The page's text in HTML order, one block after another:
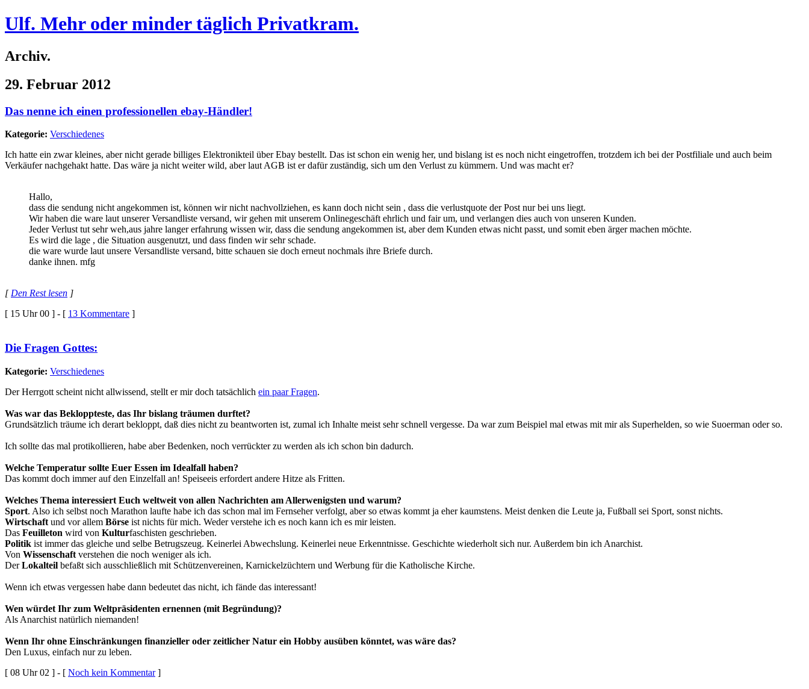
Ulf. Mehr oder minder täglich Privatkram.
Archiv.
29. Februar 2012
Das nenne ich einen professionellen ebay-Händler!
Kategorie: Verschiedenes
Ich hatte ein zwar kleines, aber nicht gerade billiges Elektronikteil über Ebay bestellt. Das ist schon ein wenig her, und bislang ist es noch nicht eingetroffen, trotzdem ich bei der Postfiliale und auch beim
Verkäufer nachgehakt hatte. Das wäre ja nicht weiter wild, aber laut AGB ist er dafür zuständig, sich um den Verlust zu kümmern. Und was macht er?
Hallo,
dass die sendung nicht angekommen ist, können wir nicht nachvollziehen, es kann doch nicht sein , dass die verlustquote der Post nur bei uns liegt.
Wir haben die ware laut unserer Versandliste versand, wir gehen mit unserem Onlinegeschäft ehrlich und fair um, und verlangen dies auch von unseren Kunden.
Jeder Verlust tut sehr weh,aus jahre langer erfahrung wissen wir, dass die sendung angekommen ist, aber dem Kunden etwas nicht passt, und somit eben ärger machen möchte.
Es wird die lage , die Situation ausgenutzt, und dass finden wir sehr schade.
die ware wurde laut unsere Versandliste versand, bitte schauen sie doch erneut nochmals ihre Briefe durch.
danke ihnen. mfg
[Den Rest lesen ]
[ 15 Uhr 00 ] - [ 13 Kommentare ]
Die Fragen Gottes:
Kategorie: Verschiedenes
Der Herrgott scheint nicht allwissend, stellt er mir doch tatsächlich ein paar Fragen.
Was war das Bekloppteste, das Ihr bislang träumen durftet?
Grundsätzlich träume ich derart bekloppt, daß dies nicht zu beantworten ist, zumal ich Inhalte meist sehr schnell vergesse. Da war zum Beispiel mal etwas mit mir als Superhelden, so wie Suoerman oder so.
Ich sollte das mal protikollieren, habe aber Bedenken, noch verrückter zu werden als ich schon bin dadurch.
Welche Temperatur sollte Euer Essen im Idealfall haben?
Das kommt doch immer auf den Einzelfall an! Speiseeis erfordert andere Hitze als Fritten.
Welches Thema interessiert Euch weltweit von allen Nachrichten am Allerwenigsten und warum?
Sport. Also ich selbst noch Marathon laufte habe ich das schon mal im Fernseher verfolgt, aber so etwas kommt ja eher kaumstens. Meist denken die Leute ja, Fußball sei Sport, sonst nichts.
Wirtschaft und vor allem Börse ist nichts für mich. Weder verstehe ich es noch kann ich es mir leisten.
Das Feuilleton wird von Kulturfaschisten geschrieben.
Politik ist immer das gleiche und selbe Betrugszeug. Keinerlei Abwechslung. Keinerlei neue Erkenntnisse. Geschichte wiederholt sich nur. Außerdem bin ich Anarchist.
Von Wissenschaft verstehen die noch weniger als ich.
DerLokalteil befaßt sich ausschließlich mit Schützenvereinen, Karnickelzüchtern und Werbung für die Katholische Kirche.
Wenn ich etwas vergessen habe dann bedeutet das nicht, ich fände das interessant!
Wen würdet Ihr zum Weltpräsidenten ernennen (mit Begründung)?
Als Anarchist natürlich niemanden!
Wenn Ihr ohne Einschränkungen finanzieller oder zeitlicher Natur ein Hobby ausüben könntet, was wäre das?
Den Luxus, einfach nur zu leben.
[ 08 Uhr 02 ] - [ Noch kein Kommentar]